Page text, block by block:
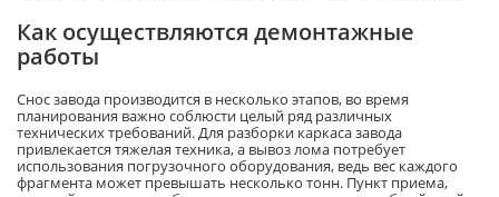
Как осуществляются демонтажные
работы
Снос завода производится в несколько этапов, во время
планирования важно соблюсти целый ряд различных
технических требований. Для разборки каркаса завода
привлекается тяжелая техника, а вывоз лома потребует
использования погрузочного оборудования, ведь вес каждого
фрагмента может превышать несколько тонн. Пункт приема,